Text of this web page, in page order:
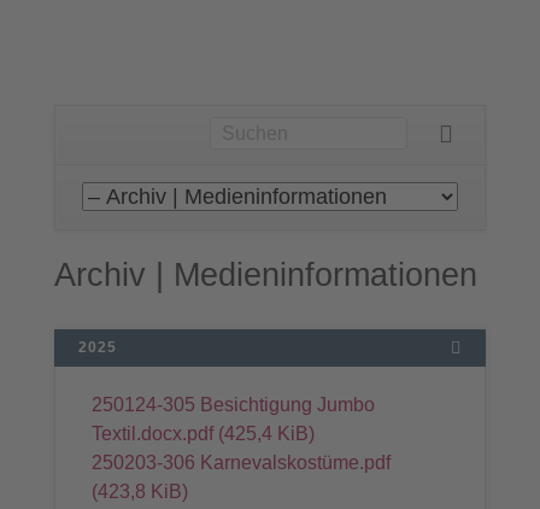
Navigation
Archiv | Medieninformationen
2025
250124-305 Besichtigung Jumbo
Textil.docx.pdf (425,4 KiB)
250203-306 Karnevalskostüme.pdf
(423,8 KiB)